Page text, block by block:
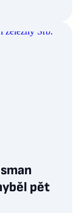
pět